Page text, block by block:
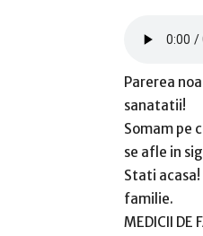
Parerea
sanatatii!
Somam pe
se afle in
Stati
familie.
MEDICII DE